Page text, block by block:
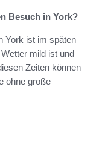
Besuch in York?
York ist im späten
mild ist und
Zeiten können
ohne große